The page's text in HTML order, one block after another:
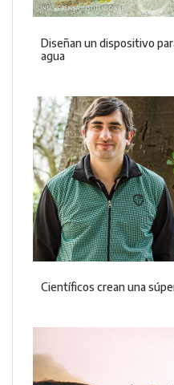
Diseñan un dispositivo
agua
Científicos crean una